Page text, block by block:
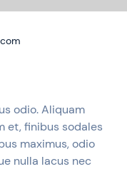
odio. Aliquam
et, finibus sodales
maximus, odio
nulla lacus nec